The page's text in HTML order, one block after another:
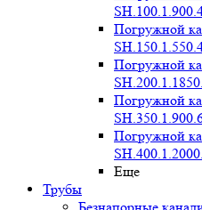
Погружной
Погружной
Погружной
Погружной
Еще
Трубы